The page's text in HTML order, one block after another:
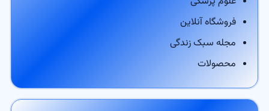
فروشگاه آنلاین
مجله سبک زندگی
محصولات